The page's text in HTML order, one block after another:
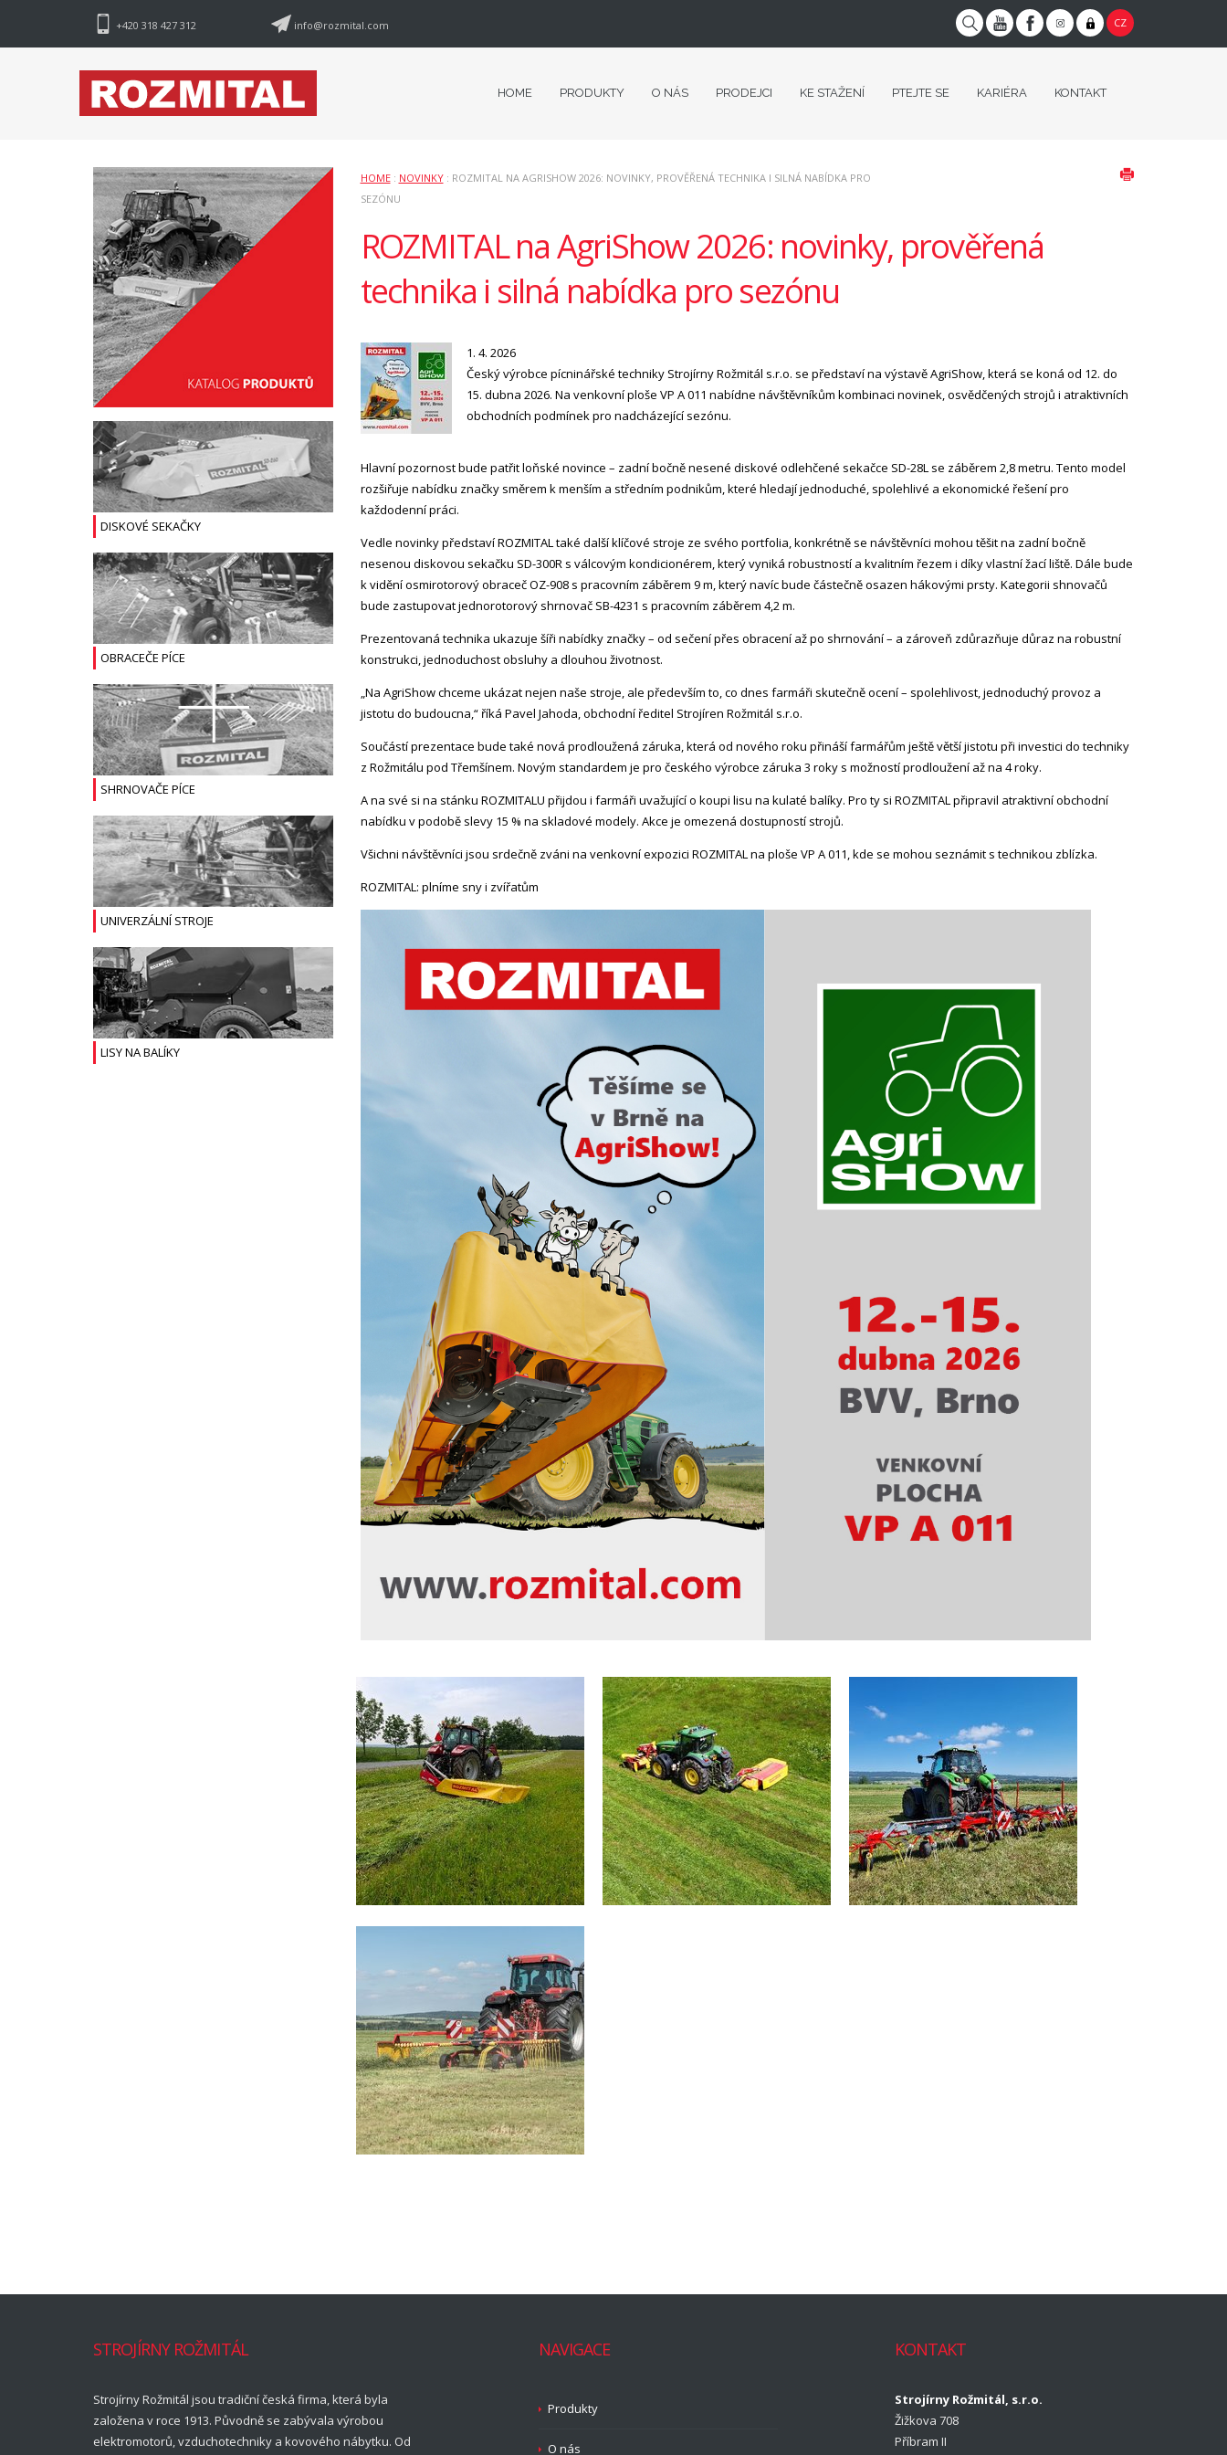
+420 318 427 312 info@rozmital.com CZ
HOME PRODUKTY O NÁS PRODEJCI KE STAŽENÍ PTEJTE SE KARIÉRA KONTAKT
HOME: NOVINKY: ROZMITAL NA AGRISHOW 2026: NOVINKY, PROVĚŘENÁ TECHNIKA I SILNÁ NABÍDKA PRO
SEZÓNU
ROZMITAL na AgriShow 2026: novinky, prověřená
technika i silná nabídka pro sezónu
1. 4. 2026
Český výrobce pícninářské techniky Strojírny Rožmitál s.r.o. se představí na výstavě AgriShow, která se koná od 12. do
15. dubna 2026. Na venkovní ploše VP A 011 nabídne návštěvníkům kombinaci novinek, osvědčených strojů i atraktivních
obchodních podmínek pro nadcházející sezónu.
Hlavní pozornost bude patřit loňské novince – zadní bočně nesené diskové odlehčené sekačce SD-28L se záběrem 2,8 metru. Tento model
rozšiřuje nabídku značky směrem k menším a středním podnikům, které hledají jednoduché, spolehlivé a ekonomické řešení pro
každodenní práci.
Vedle novinky představí ROZMITAL také další klíčové stroje ze svého portfolia, konkrétně se návštěvníci mohou těšit na zadní bočně
nesenou diskovou sekačku SD-300R s válcovým kondicionérem, který vyniká robustností a kvalitním řezem i díky vlastní žací liště. Dále bude
k vidění osmirotorový obraceč OZ-908 s pracovním záběrem 9 m, který navíc bude částečně osazen hákovými prsty. Kategorii shnovačů
bude zastupovat jednorotorový shrnovač SB-4231 s pracovním záběrem 4,2 m.
Prezentovaná technika ukazuje šíři nabídky značky – od sečení přes obracení až po shrnování – a zároveň zdůrazňuje důraz na robustní
konstrukci, jednoduchost obsluhy a dlouhou životnost.
„Na AgriShow chceme ukázat nejen naše stroje, ale především to, co dnes farmáři skutečně ocení – spolehlivost, jednoduchý provoz a
jistotu do budoucna,“ říká Pavel Jahoda, obchodní ředitel Strojíren Rožmitál s.r.o.
Součástí prezentace bude také nová prodloužená záruka, která od nového roku přináší farmářům ještě větší jistotu při investici do techniky
z Rožmitálu pod Třemšínem. Novým standardem je pro českého výrobce záruka 3 roky s možností prodloužení až na 4 roky.
A na své si na stánku ROZMITALU přijdou i farmáři uvažující o koupi lisu na kulaté balíky. Pro ty si ROZMITAL připravil atraktivní obchodní
nabídku v podobě slevy 15 % na skladové modely. Akce je omezená dostupností strojů.
Všichni návštěvníci jsou srdečně zváni na venkovní expozici ROZMITAL na ploše VP A 011, kde se mohou seznámit s technikou zblízka.
ROZMITAL: plníme sny i zvířatům
DISKOVÉ SEKAČKY
OBRACEČE PÍCE
SHRNOVAČE PÍCE
UNIVERZÁLNÍ STROJE
LISY NA BALÍKY
STROJÍRNY ROŽMITÁL
Strojírny Rožmitál jsou tradiční česká firma, která byla
založena v roce 1913. Původně se zabývala výrobou
elektromotorů, vzduchotechniky a kovového nábytku. Od
NAVIGACE
Produkty
O nás
KONTAKT
Strojírny Rožmitál, s.r.o.
Žižkova 708
Příbram II